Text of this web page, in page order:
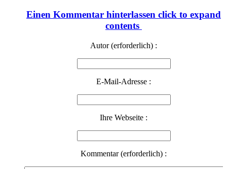
Einen Kommentar hinterlassen click to expand
contents
Autor (erforderlich) :
E-Mail-Adresse :
Ihre Webseite :
Kommentar (erforderlich) :